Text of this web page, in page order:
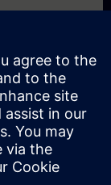
this training, for
click the
details and